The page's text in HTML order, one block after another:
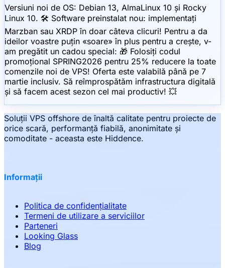
Versiuni noi de OS: Debian 13, AlmaLinux 10 și Rocky
Linux 10. 🛠 Software preinstalat nou: implementați
Marzban sau XRDP în doar câteva clicuri! Pentru a da
ideilor voastre puțin «soare» în plus pentru a crește, v-
am pregătit un cadou special: 🎁 Folosiți codul
promoțional SPRING2026 pentru 25% reducere la toate
comenzile noi de VPS! Oferta este valabilă până pe 7
martie inclusiv. Să reîmprospătăm infrastructura digitală
și să facem acest sezon cel mai productiv! 💥
Soluții VPS offshore de înaltă calitate pentru proiecte de
orice scară, performanță fiabilă, anonimitate și
comoditate - aceasta este Hiddence.
Informații
Politica de confidențialitate
Termeni de utilizare a serviciilor
Parteneri
Looking Glass
Blog